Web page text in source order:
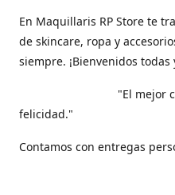
En Maquillaris RP Store te
de skincare, ropa y
siempre. ¡Bienvenidos todas
"El mejor
felicidad."
Contamos con entregas